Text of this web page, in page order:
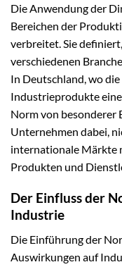
Die Anwendung der
Bereichen der
verbreitet. Sie
verschiedenen
In Deutschland, wo
Industrieprodukte
Norm von besonderer
Unternehmen dabei,
internationale Märkte
Produkten und
Der Einfluss der
Industrie
Die Einführung der
Auswirkungen auf